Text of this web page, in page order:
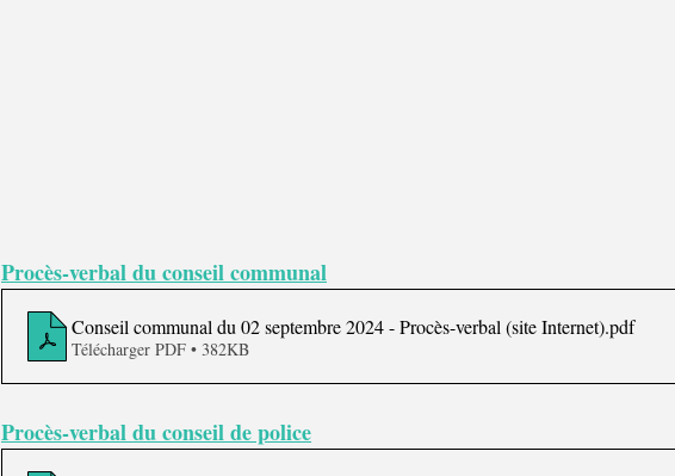
Procès-verbal du conseil communal
Conseil communal du 02 septembre 2024 - Procès-verbal (site Internet).pdf
Télécharger PDF • 382KB
Procès-verbal du conseil de police